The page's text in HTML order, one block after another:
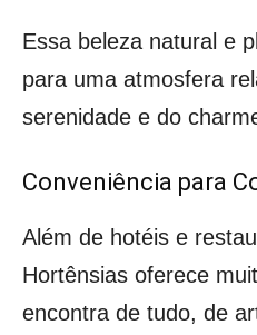
Essa beleza natural e
para uma atmosfera
serenidade e do
Conveniência para
Além de hotéis e
Hortênsias oferece
encontra de tudo, de